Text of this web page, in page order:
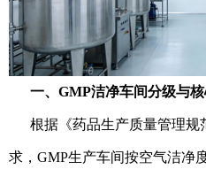
一、GMP洁净车间分级与
根据《药品生产质量管理
求，GMP生产车间按空气洁净